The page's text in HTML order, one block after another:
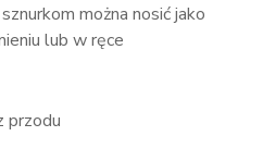
można nosić jako
lub w ręce
przodu